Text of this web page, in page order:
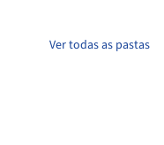
Ver todas as pastas